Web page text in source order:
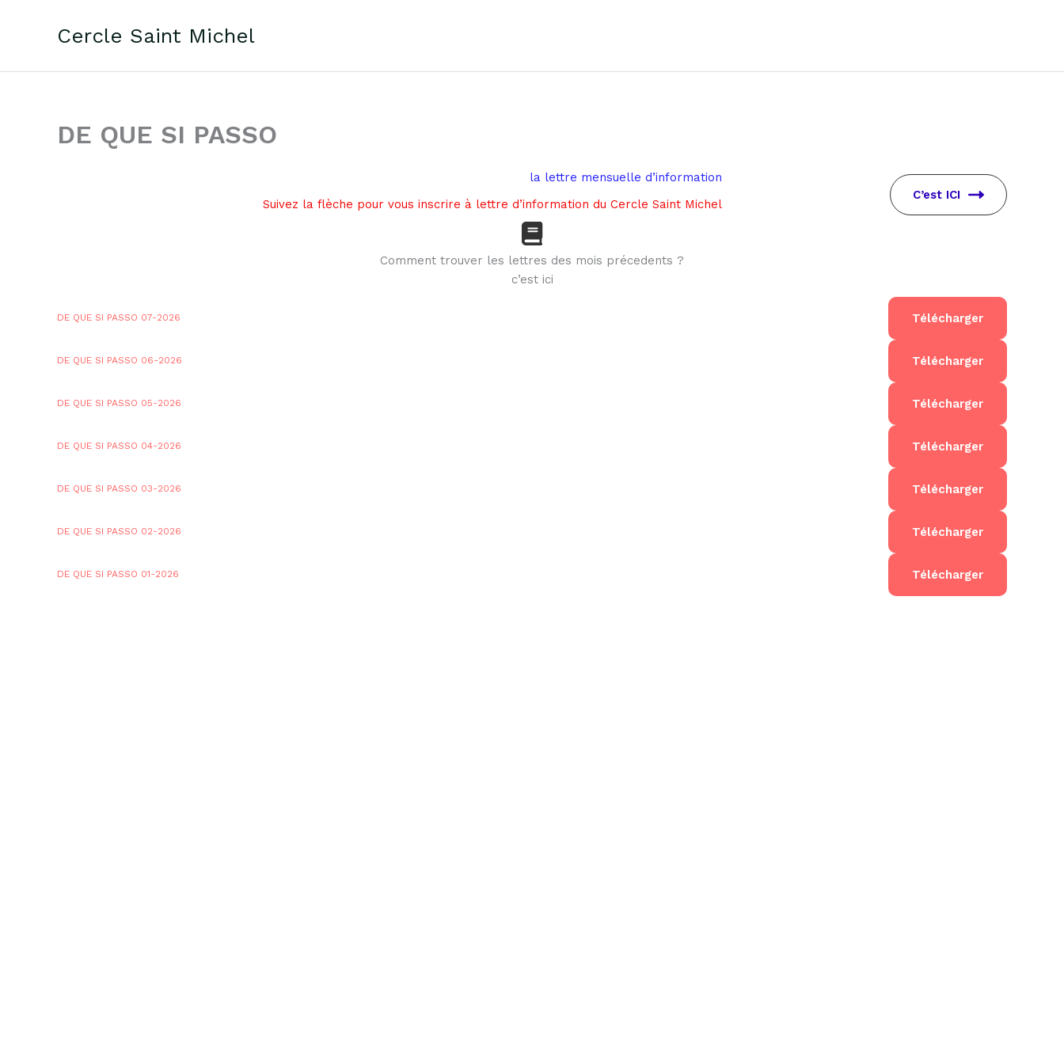
Cercle Saint Michel
DE QUE SI PASSO
la lettre mensuelle d’information
Suivez la flèche pour vous inscrire à lettre d’information du Cercle Saint Michel
C’est ICI
Comment trouver les lettres des mois précedents ?
c’est ici
DE QUE SI PASSO 07-2026 Télécharger
DE QUE SI PASSO 06-2026 Télécharger
DE QUE SI PASSO 05-2026 Télécharger
DE QUE SI PASSO 04-2026 Télécharger
DE QUE SI PASSO 03-2026 Télécharger
DE QUE SI PASSO 02-2026 Télécharger
DE QUE SI PASSO 01-2026 Télécharger